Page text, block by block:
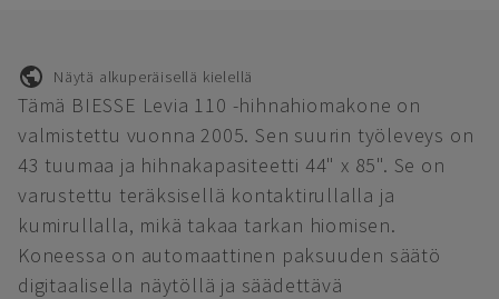
Näytä alkuperäisellä kielellä
Tämä BIESSE Levia 110 -hihnahiomakone on
valmistettu vuonna 2005. Sen suurin työleveys on
43 tuumaa ja hihnakapasiteetti 44" x 85". Se on
varustettu teräksisellä kontaktirullalla ja
kumirullalla, mikä takaa tarkan hiomisen.
Koneessa on automaattinen paksuuden säätö
digitaalisella näytöllä ja säädettävä